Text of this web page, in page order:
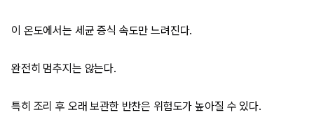
이 온도에서는 세균 증식 속도만 느려진다.
완전히 멈추지는 않는다.
특히 조리 후 오래 보관한 반찬은 위험도가 높아질 수 있다.